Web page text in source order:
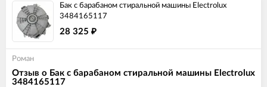
Бак с барабаном стиральной машины Electrolux
3484165117
28 325 ₽
Роман
Отзыв о Бак с барабаном стиральной машины Electrolux
3484165117